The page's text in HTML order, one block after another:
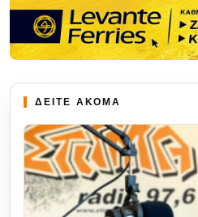
ΔΕΙΤΕ ΑΚΟΜΑ